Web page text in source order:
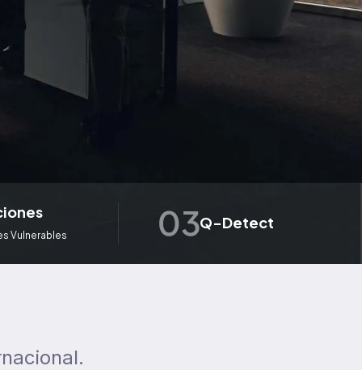
Vulnerables
Q-Detect